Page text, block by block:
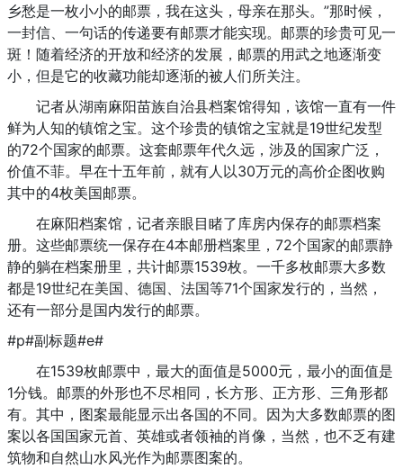
乡愁是一枚小小的邮票，我在这头，母亲在那头。”那时候，
一封信、一句话的传递要有邮票才能实现。邮票的珍贵可见一
斑！随着经济的开放和经济的发展，邮票的用武之地逐渐变
小，但是它的收藏功能却逐渐的被人们所关注。
记者从湖南麻阳苗族自治县档案馆得知，该馆一直有一件
鲜为人知的镇馆之宝。这个珍贵的镇馆之宝就是19世纪发型
的72个国家的邮票。这套邮票年代久远，涉及的国家广泛，
价值不菲。早在十五年前，就有人以30万元的高价企图收购
其中的4枚美国邮票。
在麻阳档案馆，记者亲眼目睹了库房内保存的邮票档案
册。这些邮票统一保存在4本邮册档案里，72个国家的邮票静
静的躺在档案册里，共计邮票1539枚。一千多枚邮票大多数
都是19世纪在美国、德国、法国等71个国家发行的，当然，
还有一部分是国内发行的邮票。
#p#副标题#e#
在1539枚邮票中，最大的面值是5000元，最小的面值是
1分钱。邮票的外形也不尽相同，长方形、正方形、三角形都
有。其中，图案最能显示出各国的不同。因为大多数邮票的图
案以各国国家元首、英雄或者领袖的肖像，当然，也不乏有建
筑物和自然山水风光作为邮票图案的。